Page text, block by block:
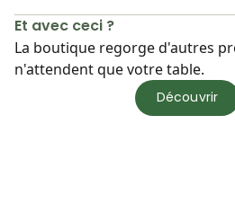
Et avec ceci ?
La boutique regorge d'autres
n'attendent que votre table.
Découvrir